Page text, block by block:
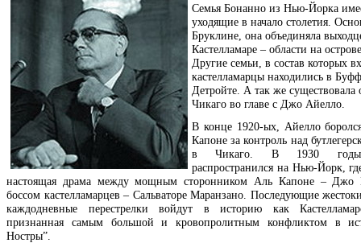
Семья Бонанно из Нью-Йорка
уходящие в начало столетия.
Бруклине, она объединяла
Кастелламаре – области на
Другие семьи, в состав которых
кастелламарцы находились в
Детройте. А так же существовала
Чикаго во главе с Джо Айелло.
В конце 1920-ых, Айелло
Капоне за контроль над
в Чикаго. В 1930 годы
распространился на Нью-Йорк,
настоящая драма между мощным сторонником Аль Капоне – Джо
боссом кастелламарцев – Сальваторе Маранзано. Последующие
каждодневные перестрелки войдут в историю как
признанная самым большой и кровопролитным конфликтом в
Ностры”.